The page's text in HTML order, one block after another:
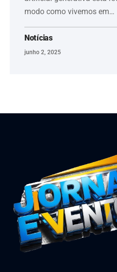
modo como vivemos em…
Notícias
junho 2, 2025